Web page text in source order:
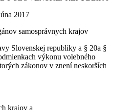
2017
samosprávnych krajov
Slovenskej republiky a § 20a §
výkonu volebného
zákonov v znení neskorších
krajov a